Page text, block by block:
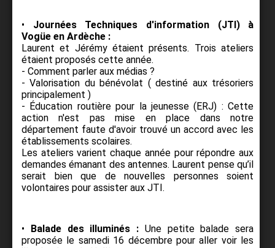
• Journées Techniques d'information (JTI) à
Vogüe en Ardèche :
Laurent et Jérémy étaient présents. Trois ateliers
étaient proposés cette année.
- Comment parler aux médias ?
- Valorisation du bénévolat ( destiné aux trésoriers
principalement )
- Éducation routière pour la jeunesse (ERJ) : Cette
action n'est pas mise en place dans notre
département faute d'avoir trouvé un accord avec les
établissements scolaires.
Les ateliers varient chaque année pour répondre aux
demandes émanant des antennes. Laurent pense qu’il
serait bien que de nouvelles personnes soient
volontaires pour assister aux JTI.
• Balade des illuminés : Une petite balade sera
proposée le samedi 16 décembre pour aller voir les